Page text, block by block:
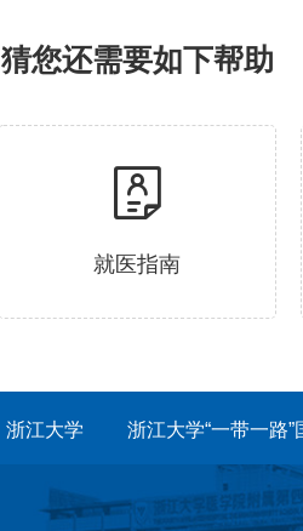
猜您还需要如下帮助
就医指南
浙江大学 浙江大学“一带一路”